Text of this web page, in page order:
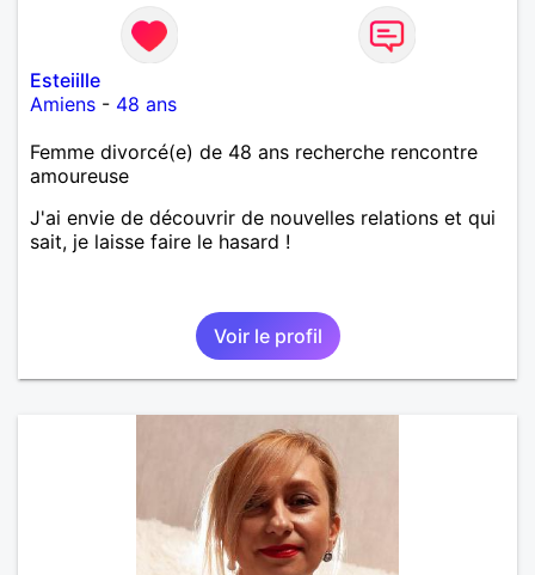
Esteiille
Amiens - 48 ans
Femme divorcé(e) de 48 ans recherche rencontre
amoureuse
J'ai envie de découvrir de nouvelles relations et qui
sait, je laisse faire le hasard !
Voir le profil